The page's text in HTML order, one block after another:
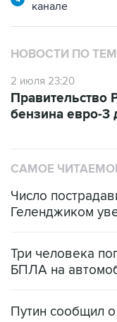
НОВОСТИ ПО
2 июля 23:20
бензина евро-3
Число
Три человека
Путин сообщил